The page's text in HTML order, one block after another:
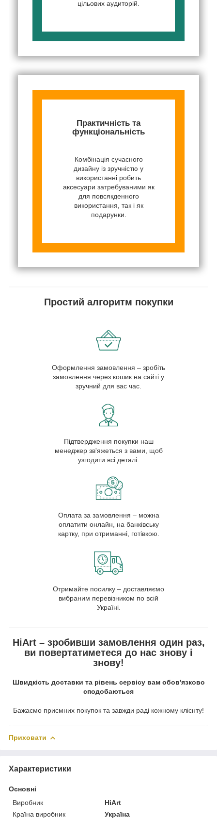
цільових аудиторій.
Практичність та
функціональність
Комбінація сучасного
дизайну із зручністю у
використанні робить
аксесуари затребуваними як
для повсякденного
використання, так і як
подарунки.
Простий алгоритм покупки
Оформлення замовлення – зробіть
замовлення через кошик на сайті у
зручний для вас час.
Підтвердження покупки наш
менеджер зв'яжеться з вами, щоб
узгодити всі деталі.
Оплата за замовлення – можна
оплатити онлайн, на банківську
картку, при отриманні, готівкою.
Отримайте посилку – доставляємо
вибраним перевізником по всій
Україні.
HiArt – зробивши замовлення один раз,
ви повертатиметеся до нас знову і
знову!
Швидкість доставки та рівень сервісу вам обов'язково
сподобаються
Бажаємо приємних покупок та завжди раді кожному клієнту!
Приховати
Характеристики
Основні
Виробник
HiArt
Країна виробник
Україна